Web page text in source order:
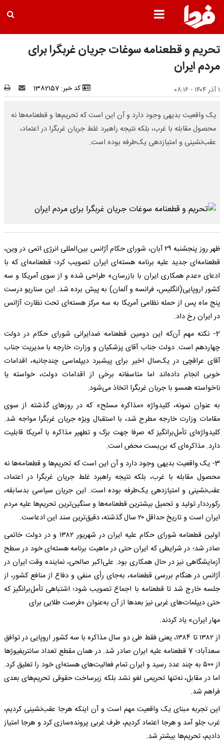
تحریم‌ و قطعنامه‌ سوغات جریان غربگرا برای
مردم ایران
۱ آذر ۱۴۰۴ - ۰۸:۱۶ کد خبر: 1382157
یک واقعیت بدیهی وجود دارد و آن این است که تحریم‌ها و قطعنامه‌ها نه
محصول مقابله با غرب، بلکه نتیجه راهبرد غلط جریان غربگرا در اعتماد،
عقب‌نشینی و امتیازدهی یک‌طرفه بوده است.
ظهر روز پنجشنبه ۲۹ آبان، شورای حکام آژانس بین‌المللی انرژی اتمی در وین،
قطعنامه‌ای جدید علیه برنامه هسته‌ای ایران تصویب کرد؛ قطعنامه‌ای که با
ادعای «عدم همکاری ایران با بازرسان» طراحی شده و از سوی آمریکا و سه
کشور اروپایی(انگلیس، فرانسه و آلمان) به پیش برده شد. این سناریو درست
پنج ماه پس از حمله نظامی آمریکا به سه مرکز هسته‌ای تحت نظارت آژانس
در ایران رخ داد.
2- نکته مهم‌ آن‌که این دومین قطعنامه ضدایرانی شورای حکام در دولت
چهاردهم است. دولت جناب آقای پزشکیان و وزارت خارجه با مدیریت جناب
آقای عراقچی در یک‌سال اخیر برای پیشبرد دیپلماسی چندجانبه، اقدامات
خوبی انجام داده‌اند اما متاسفانه برخی از اقدامات دولت، خواسته یا
ناخواسته همسو با جریان غربگرا اتخاذ می‌شود.
به عنوان نمونه، کلیدواژه «مذاکره مسلح» که در روزهای گذشته از سوی
مقامات وزارت خارجه مطرح شد، با استقبال ویژه جریان غربگرا مواجه شد.
کلیدواژه‌ای تأمل‌برانگیز که صرفا جهت بزک و تطهیر مذاکره با آمریکا قابلیت
دارد. مذاکره‌ای که بن‌بست محض است.
3- یک واقعیت بدیهی وجود دارد و آن این است که تحریم‌ها و قطعنامه‌ها نه
محصول مقابله با غرب، بلکه نتیجه راهبرد غلط جریان غربگرا در اعتماد،
عقب‌نشینی و امتیازدهی یک‌طرفه بوده است. این جریان سیاسی بدسابقه،
رکورددار تولید و تحمیل بیشترین قطعنامه‌ها و سنگین‌ترین تحریم‌ها علیه مردم
ایران است و تاریخ حداقل ۲۰ سال گذشته، دقیق‌ترین سند این ادعاست.
اولین قطعنامه شورای حکام علیه ایران در شهریور ۱۳۸۲ و در دولت خاتمی
صادر شد؛ در شرایطی که ایران حتی در ماهیت برنامه هسته‌ای خود در سطح
آزمایشگاهی نیز در حال همکاری بود. علی‌اکبر صالحی، نماینده وقت ایران در
آژانس در هنگام بررسی قطعنامه، به‌جای رأی منفی و دفاع از منافع کشور، از
جلسه خارج شد تا قطعنامه با اجماع تصویب شود؛ اشتباهی تأمل‌برانگیز که
حتی دیپلمات‌های غربی نیز بعدها از آن به‌عنوان «فرصت طلایی برای
مهار ایران» یاد کردند.
از ۱۳۸۲ تا ۱۳۸۴، یعنی فقط طی دو سال مذاکره با سه کشور اروپایی در توافق
سعدآباد؛ 7 قطعنامه علیه ایران صادر شد. در همان مقطع تعداد سانتریفیوژها
از ۵۰۰ به چند عدد رسید و ایران تمام فعالیت‌های هسته‌ای خود را تعلیق کرد.
اما در مقابل، نه‌تنها تحریمی لغو نشد بلکه زیرساخت حقوقی تحریم‌های بعدی
فراهم شد.
این تجربه مبنای یک واقعیت مهم است و آن اینکه هرجا عقب‌نشینی کردیم،
غرب جلو آمد و هرجا اعتماد کردیم، طرف غربی پرونده‌سازی کرد و هرجا امتیاز
دادیم، تحریم‌ها بیشتر شد.